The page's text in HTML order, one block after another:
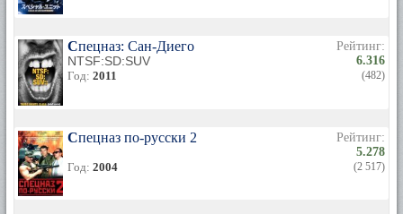
Спецназ: Сан-Диего
NTSF:SD:SUV
Год: 2011
Рейтинг:
6.316
(482)
Спецназ по-русски 2
Год: 2004
Рейтинг:
5.278
(2 517)